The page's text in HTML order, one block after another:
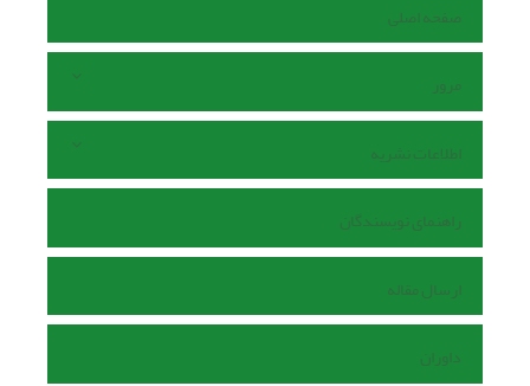
صفحه اصلی
مرور
اطلاعات نشریه
راهنمای نویسندگان
ارسال مقاله
داوران